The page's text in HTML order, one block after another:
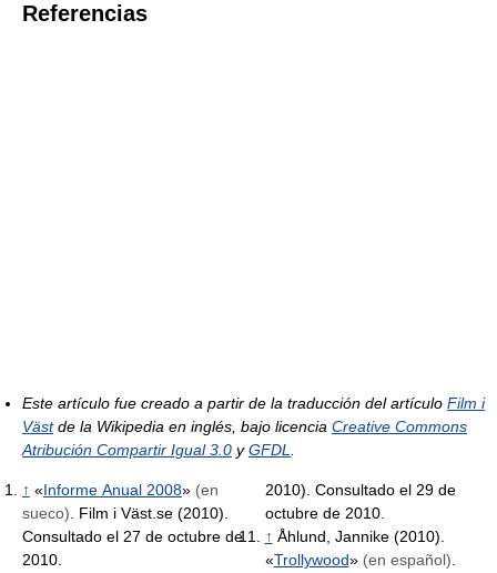
Referencias
Este artículo fue creado a partir de la traducción del artículo Film i
Västde la Wikipedia en inglés, bajo licencia Creative Commons
Atribución Compartir Igual 3.0 yGFDL.
↑ «Informe Anual 2008» (en
sueco). Film i Väst.se (2010).
Consultado el 27 de octubre de
2010.
2010). Consultado el 29 de
octubre de 2010.
↑ Åhlund, Jannike (2010).
«Trollywood» (en español).